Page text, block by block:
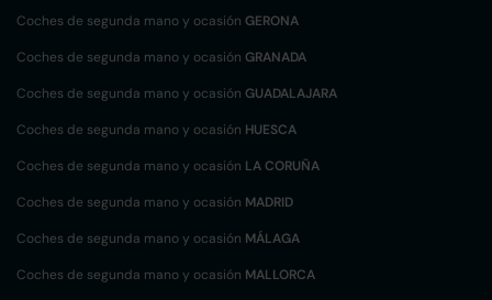
Coches de segunda mano y ocasión GERONA
Coches de segunda mano y ocasión GRANADA
Coches de segunda mano y ocasión GUADALAJARA
Coches de segunda mano y ocasión HUESCA
Coches de segunda mano y ocasión LA CORUÑA
Coches de segunda mano y ocasión MADRID
Coches de segunda mano y ocasión MÁLAGA
Coches de segunda mano y ocasión MALLORCA